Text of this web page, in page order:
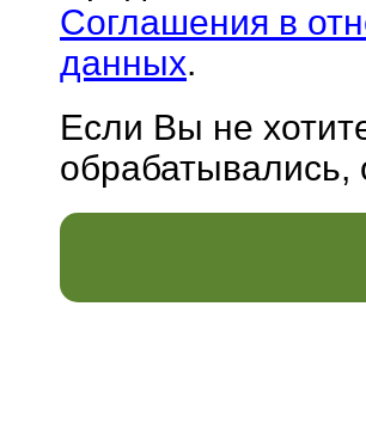
Соглашения в
данных.
Если Вы не
обрабатывались,